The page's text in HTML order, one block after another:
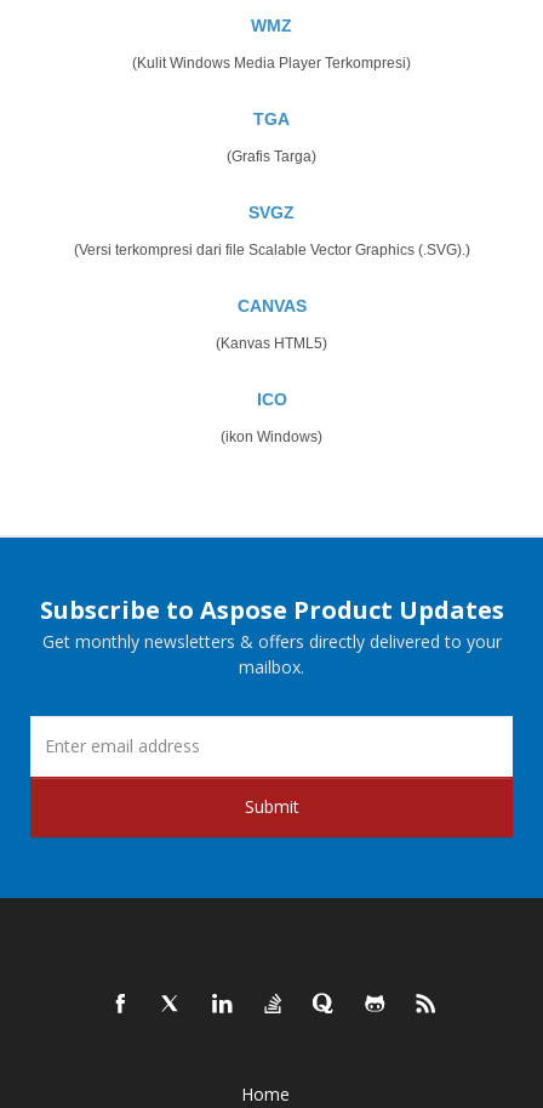
WMZ
(Kulit Windows Media Player Terkompresi)
TGA
(Grafis Targa)
SVGZ
(Versi terkompresi dari file Scalable Vector Graphics (.SVG).)
CANVAS
(Kanvas HTML5)
ICO
(ikon Windows)
Subscribe to Aspose Product Updates
Get monthly newsletters & offers directly delivered to your
mailbox.
Submit
Home